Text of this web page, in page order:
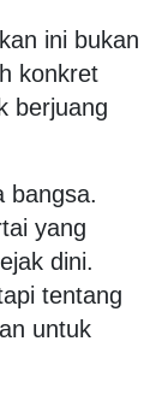
ini bukan
konkret
berjuang
bangsa.
yang
dini.
tentang
untuk